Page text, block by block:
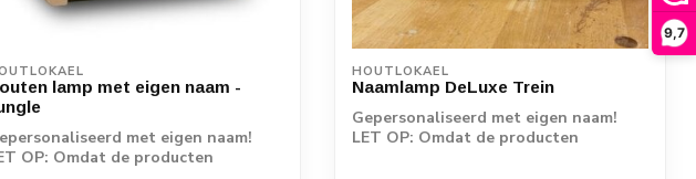
9,7
lamp met eigen naam -
met eigen naam!
OP: Omdat de producten
HOUTLOKAEL
Naamlamp DeLuxe Trein
Gepersonaliseerd met eigen naam!
LET OP: Omdat de producten